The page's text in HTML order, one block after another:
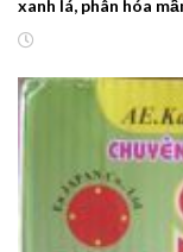
xanh lá, phân hóa